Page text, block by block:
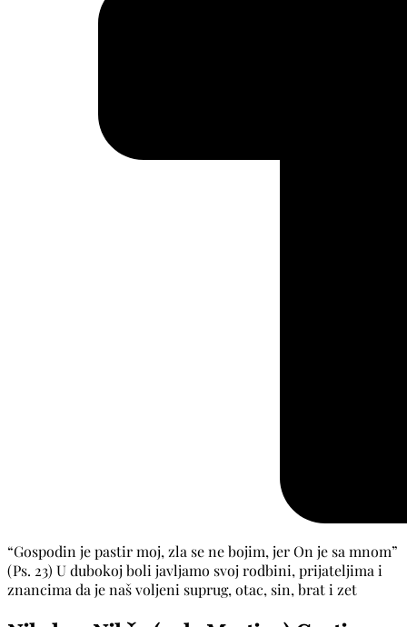
“Gospodin je pastir moj, zla se ne bojim, jer On je sa mnom”
(Ps. 23) U dubokoj boli javljamo svoj rodbini, prijateljima i
znancima da je naš voljeni suprug, otac, sin, brat i zet